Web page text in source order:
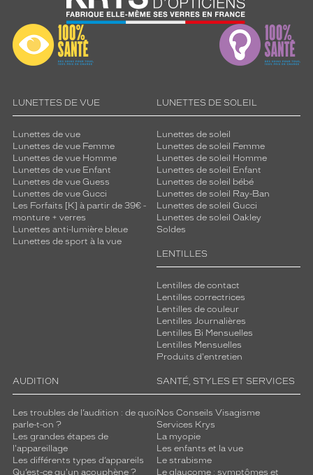
LUNETTES DE VUE
Lunettes de vue
Lunettes de vue Femme
Lunettes de vue Homme
Lunettes de vue Enfant
Lunettes de vue Guess
Lunettes de vue Gucci
Les Forfaits [K] à partir de 39€ -
monture + verres
Lunettes anti-lumière bleue
Lunettes de sport à la vue
LUNETTES DE SOLEIL
Lunettes de soleil
Lunettes de soleil Femme
Lunettes de soleil Homme
Lunettes de soleil Enfant
Lunettes de soleil bébé
Lunettes de soleil Ray-Ban
Lunettes de soleil Gucci
Lunettes de soleil Oakley
Soldes
LENTILLES
Lentilles de contact
Lentilles correctrices
Lentilles de couleur
Lentilles Journalières
Lentilles Bi Mensuelles
Lentilles Mensuelles
Produits d'entretien
AUDITION
Les troubles de l’audition : de quoi
parle-t-on ?
Les grandes étapes de
l'appareillage
Les différents types d’appareils
Qu’est-ce qu'un acouphène ?
SANTÉ, STYLES ET SERVICES
Nos Conseils Visagisme
Services Krys
La myopie
Les enfants et la vue
Le strabisme
Le glaucome : symptômes et